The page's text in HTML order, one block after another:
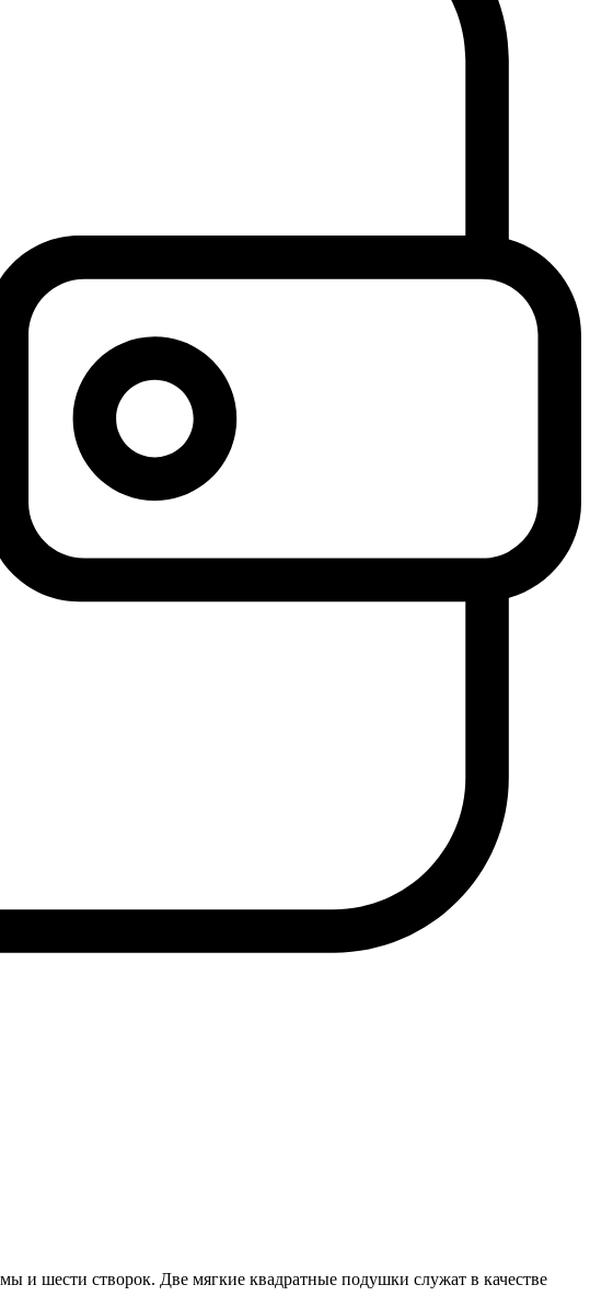
и шести створок. Две мягкие квадратные подушки служат в качестве